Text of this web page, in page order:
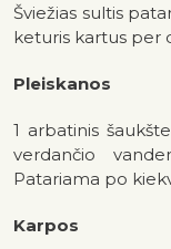
Šviežias sultis
keturis kartus per
Pleiskanos
1 arbatinis
verdančio
Patariama po
Karpos